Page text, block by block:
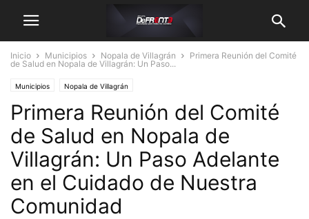
Inicio Municipios Nopala de Villagrán
Primera Reunión del Comité
de Salud en Nopala de Villagrán: Un Paso...
Municipios Nopala de Villagrán
Primera Reunión del Comité
de Salud en Nopala de
Villagrán: Un Paso Adelante
en el Cuidado de Nuestra
Comunidad